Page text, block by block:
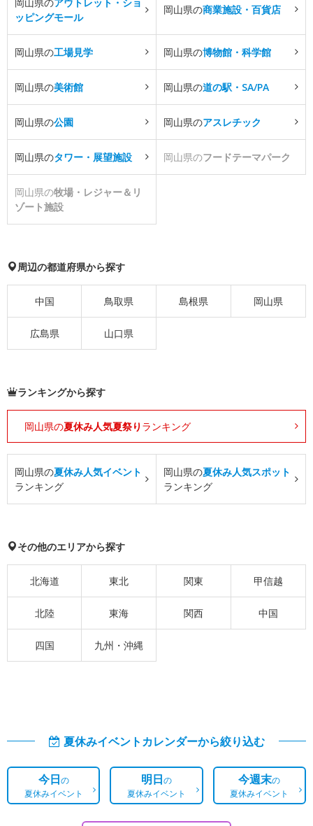
ッピングモール
岡山県の商業施設・百貨店
岡山県の工場見学 岡山県の博物館・科学館
岡山県の美術館 岡山県の道の駅・SA/PA
岡山県の公園 岡山県のアスレチック
岡山県のタワー・展望施設 岡山県のフードテーマパーク
岡山県の牧場・レジャー＆リ
ゾート施設
周辺の都道府県から探す
中国 鳥取県 島根県 岡山県
広島県 山口県
ランキングから探す
岡山県の夏休み人気夏祭り ランキング
岡山県の夏休み人気イベント
ランキング
岡山県の夏休み人気スポット
ランキング
その他のエリアから探す
北海道 東北 関東 甲信越
北陸 東海 関西 中国
四国 九州・沖縄
夏休みイベントカレンダーから絞り込む
今日の
夏休みイベント
明日の
夏休みイベント
今週末の
夏休みイベント